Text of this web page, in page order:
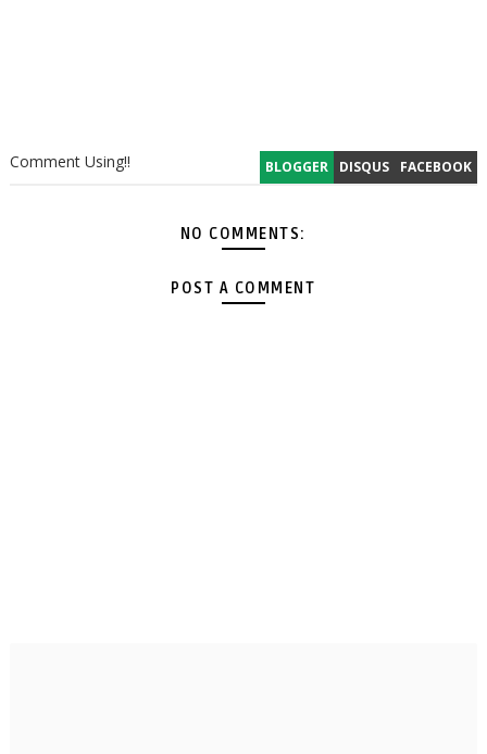
BLOGGER DISQUS FACEBOOK
Comment Using!!
NO COMMENTS:
POST A COMMENT